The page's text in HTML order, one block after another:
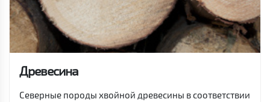
Древесина
Северные породы хвойной древесины в соответствии